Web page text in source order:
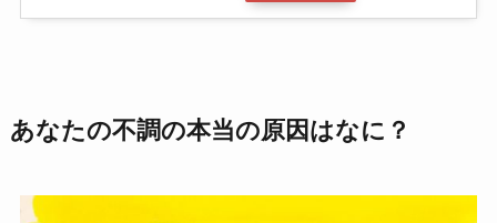
あなたの不調の本当の原因はなに？